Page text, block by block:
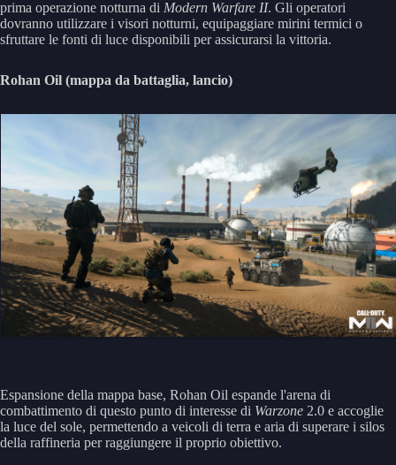
prima operazione notturna di Modern Warfare II. Gli operatori
dovranno utilizzare i visori notturni, equipaggiare mirini termici o
sfruttare le fonti di luce disponibili per assicurarsi la vittoria.
Rohan Oil (mappa da battaglia, lancio)
Espansione della mappa base, Rohan Oil espande l'arena di
combattimento di questo punto di interesse di Warzone 2.0 e accoglie
la luce del sole, permettendo a veicoli di terra e aria di superare i silos
della raffineria per raggiungere il proprio obiettivo.